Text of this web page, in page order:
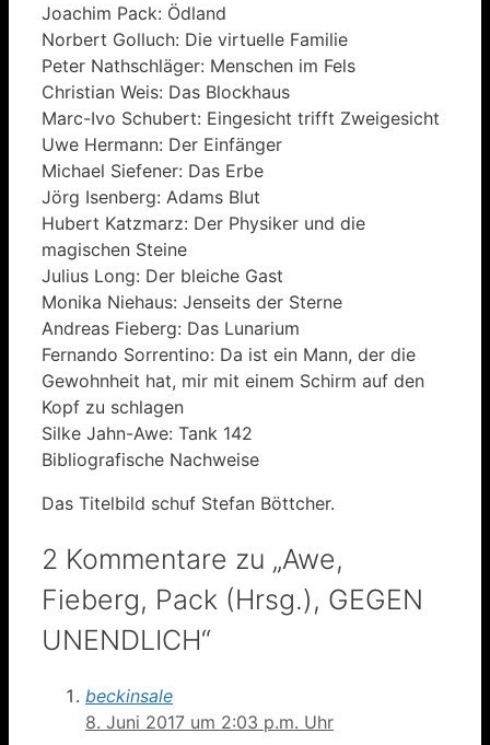
Joachim Pack: Ödland
Norbert Golluch: Die virtuelle Familie
Peter Nathschläger: Menschen im Fels
Christian Weis: Das Blockhaus
Marc-Ivo Schubert: Eingesicht trifft Zweigesicht
Uwe Hermann: Der Einfänger
Michael Siefener: Das Erbe
Jörg Isenberg: Adams Blut
Hubert Katzmarz: Der Physiker und die
magischen Steine
Julius Long: Der bleiche Gast
Monika Niehaus: Jenseits der Sterne
Andreas Fieberg: Das Lunarium
Fernando Sorrentino: Da ist ein Mann, der die
Gewohnheit hat, mir mit einem Schirm auf den
Kopf zu schlagen
Silke Jahn-Awe: Tank 142
Bibliografische Nachweise
Das Titelbild schuf Stefan Böttcher.
2 Kommentare zu „Awe,
Fieberg, Pack (Hrsg.), GEGEN
UNENDLICH“
beckinsale
8. Juni 2017 um 2:03 p.m. Uhr